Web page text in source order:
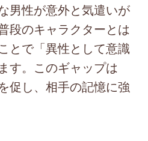
男性が意外と気遣いが
段のキャラクターとは
とで「異性として意識
す。このギャップは
促し、相手の記憶に強